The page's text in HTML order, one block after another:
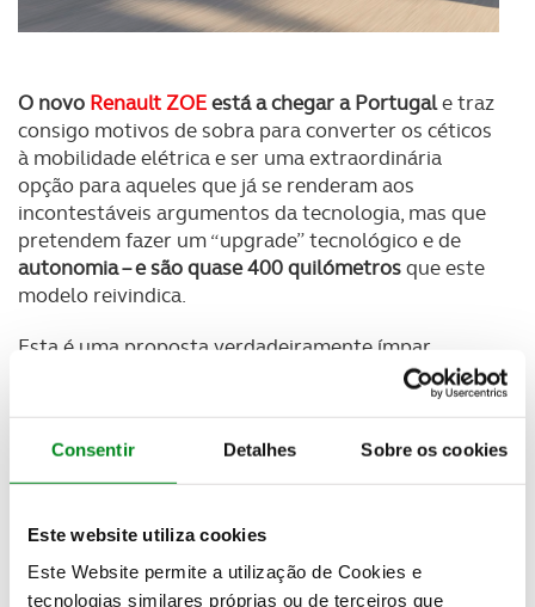
Consentir Detalhes Sobre os cookies
Este website utiliza cookies
Este Website permite a utilização de Cookies e
tecnologias similares próprias ou de terceiros que
O novo Renault ZOEestá a chegar a Portugale traz
consigo motivos de sobra para converter os céticos
à mobilidade elétrica e ser uma extraordinária
opção para aqueles que já se renderam aos
incontestáveis argumentos da tecnologia, mas que
pretendem fazer um “upgrade” tecnológico e de
autonomia – e são quase 400 quilómetrosque este
modelo reivindica.
Esta é uma proposta verdadeiramente ímpar
é o automóvel elétrico que propõe
mais e diferentes soluções de carregamento das
destaque, igualmente, para as mais
modernas linhas
exteriores e para a autêntica revolução operada no
deles resultantes de reciclagem) e uma
impressionante lista de equipamentos tecnológicos
e de segurança. Por tudo isto é a nova referência